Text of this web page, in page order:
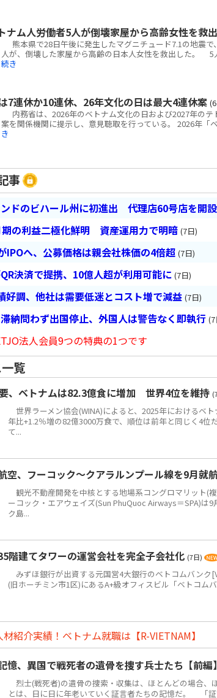
ナム人労働者5人が倒壊家屋から高齢女性を救出
熊本県で28日午後に発生したマグニチュード7.1の地震
人が、倒壊した家屋から高齢の日本人女性を救出した。 5
続き
7連休か10連休、26年文化の日は最大4連休案
内務省は、2026年のベトナム文化の日および2027年の
案を関係機関に提示し、意見聴取を行っている。 2026年
き
事
ドのビハール州に初進出 代理店60号店を開設
の利益二極化鮮明 資産運用力で明暗 (7日)
IPOへ、公募価格は親会社株価の4倍超 (7日)
決済で提携、10億人超が利用可能に (7日)
好調、他社は需要低迷とコスト増で減益 (7日)
納問わず出国停止、外国人は警告なく即執行 (7
法人会員9つの特典の1つです
覧
、ベトナムは82.3億食に増加 世界4位を維持
世界ラーメン協会(WINA)によると、2025年におけるベ
年比+1.2％増の82億3000万食で、順位は前年と同じく4
て...
空、フーコック～クアラルンプール線を9月就
観光不動産開発を中核とする地場系コングロマリット(
ーコック・エアウェイズ(Sun PhuQuoc Airways＝SPA)は
ク島...
階建てタワーの運営会社を完全子会社化 (7日)
みずほ銀行が出資する元国営4大銀行のベトコムバンク
(旧ホーチミン市1区)にあるA+級オフィスビル「ベトコム
紹介実績！ベトナム就職は【R-VIETNAM】
憶、異国で戦死者の遺骨を捜す兵士たち【前編
烈士(戦死者)の遺骨の捜索・収集は、ほとんどの場合、
とは、日に日に年老いていく証言者たちの記憶だ。 「